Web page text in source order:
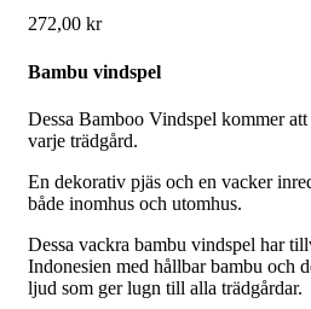
272,00 kr
Bambu vindspel
Dessa Bamboo Vindspel kommer
varje trädgård.
En dekorativ pjäs och en vacker
både inomhus och utomhus.
Dessa vackra bambu vindspel har
Indonesien med hållbar bambu och
ljud som ger lugn till alla trädgårdar.